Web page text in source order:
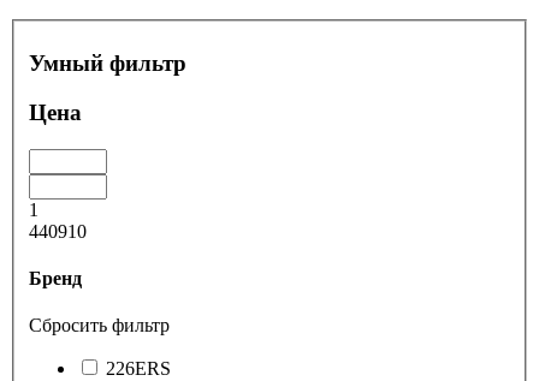
Умный фильтр
Цена
1
440910
Бренд
Сбросить фильтр
226ERS